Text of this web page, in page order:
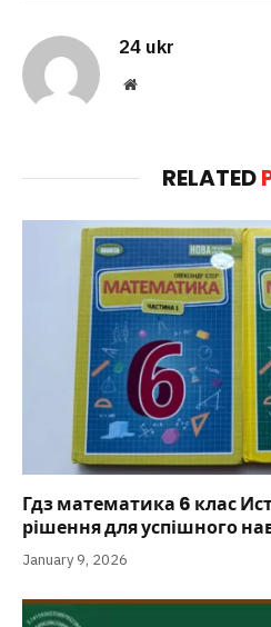
24 ukr
Website
RELATED
Гдз математика 6 клас
рішення для успішного
January 9, 2026